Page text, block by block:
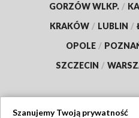
GORZÓW WLKP. /
KRAKÓW / LUBLIN /
OPOLE /
SZCZECIN /
Szanujemy Twoją prywatność